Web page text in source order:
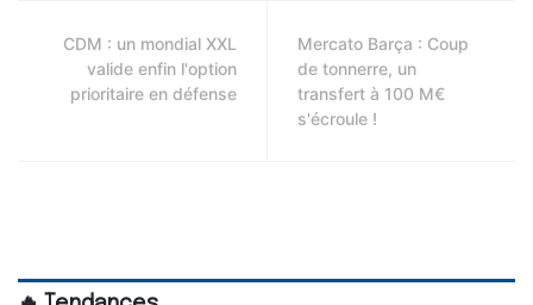
CDM : un mondial XXL
valide enfin l'option
prioritaire en défense
Mercato Barça : Coup
de tonnerre, un
transfert à 100 M€
s'écroule !